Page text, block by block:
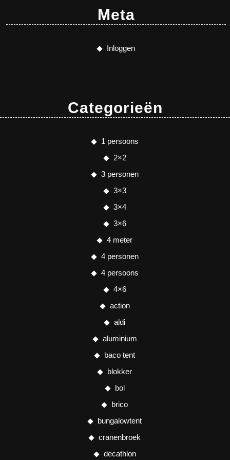
Meta
Inloggen
Categorieën
1 persoons
2×2
3 personen
3×3
3×4
3×6
4 meter
4 personen
4 persoons
4×6
action
aldi
aluminium
baco tent
blokker
bol
brico
bungalowtent
cranenbroek
decathlon